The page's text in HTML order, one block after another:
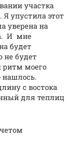
участка
упустила этот
уверена на
И мне
будет
не будет
моего
нашлось.
с востока
для теплиц